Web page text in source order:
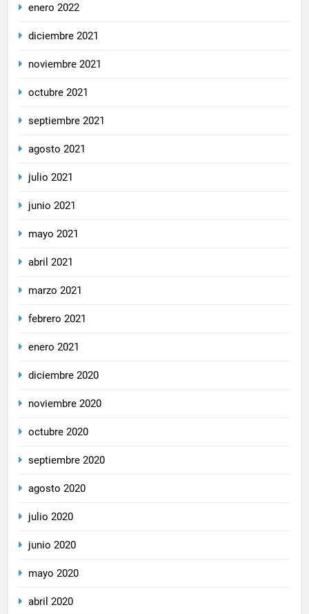
enero 2022
diciembre 2021
noviembre 2021
octubre 2021
septiembre 2021
agosto 2021
julio 2021
junio 2021
mayo 2021
abril 2021
marzo 2021
febrero 2021
enero 2021
diciembre 2020
noviembre 2020
octubre 2020
septiembre 2020
agosto 2020
julio 2020
junio 2020
mayo 2020
abril 2020